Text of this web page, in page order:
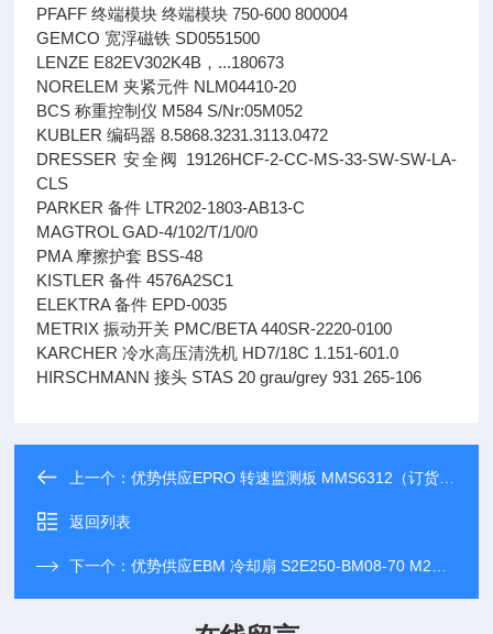
PFAFF 终端模块 终端模块 750-600 800004
GEMCO 宽浮磁铁 SD0551500
LENZE E82EV302K4B，...180673
NORELEM 夹紧元件 NLM04410-20
BCS 称重控制仪 M584 S/Nr:05M052
KUBLER 编码器 8.5868.3231.3113.0472
DRESSER 安全阀 19126HCF-2-CC-MS-33-SW-SW-LA-
CLS
PARKER 备件 LTR202-1803-AB13-C
MAGTROL GAD-4/102/T/1/0/0
PMA 摩擦护套 BSS-48
KISTLER 备件 4576A2SC1
ELEKTRA 备件 EPD-0035
METRIX 振动开关 PMC/BETA 440SR-2220-0100
KARCHER 冷水高压清洗机 HD7/18C 1.151-601.0
HIRSCHMANN 接头 STAS 20 grau/grey 931 265-106
上一个：优势供应EPRO 转速监测板 MMS6312（订货号9100-00025
返回列表
下一个：优势供应EBM 冷却扇 S2E250-BM08-70 M2E068-CF 115V 60HZ